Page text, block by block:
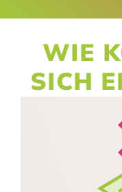
WIE
SICH